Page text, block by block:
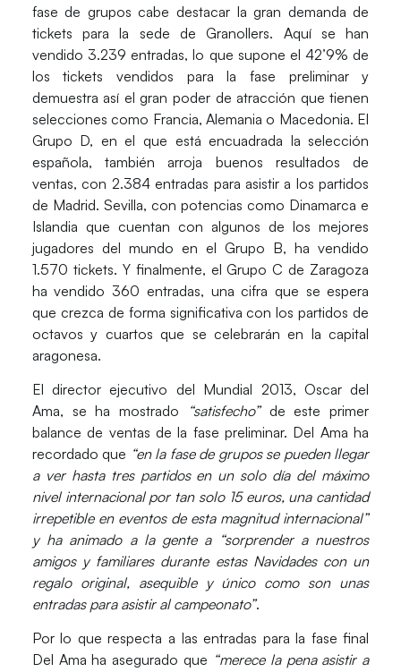
fase de grupos cabe destacar la gran demanda de
tickets para la sede de Granollers. Aquí se han
vendido 3.239 entradas, lo que supone el 42’9% de
los tickets vendidos para la fase preliminar y
demuestra así el gran poder de atracción que tienen
selecciones como Francia, Alemania o Macedonia. El
Grupo D, en el que está encuadrada la selección
española, también arroja buenos resultados de
ventas, con 2.384 entradas para asistir a los partidos
de Madrid. Sevilla, con potencias como Dinamarca e
Islandia que cuentan con algunos de los mejores
jugadores del mundo en el Grupo B, ha vendido
1.570 tickets. Y finalmente, el Grupo C de Zaragoza
ha vendido 360 entradas, una cifra que se espera
que crezca de forma significativa con los partidos de
octavos y cuartos que se celebrarán en la capital
aragonesa.
El director ejecutivo del Mundial 2013, Oscar del
Ama, se ha mostrado
“satisfecho”de este primer
balance de ventas de la fase preliminar. Del Ama ha
recordado que “en la fase de grupos se pueden llegar
a ver hasta tres partidos en un solo día del máximo
nivel internacional por tan solo 15 euros, una cantidad
irrepetible en eventos de esta magnitud internacional”
y ha animado a la gente a “sorprender a nuestros
amigos y familiares durante estas Navidades con un
regalo original, asequible y único como son unas
entradas para asistir al campeonato”.
Por lo que respecta a las entradas para la fase final
Del Ama ha asegurado que “merece la pena asistir a